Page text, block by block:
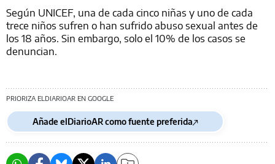
Según UNICEF, una de cada cinco niñas y uno de cada
trece niños sufren o han sufrido abuso sexual antes de
los 18 años. Sin embargo, solo el 10% de los casos se
denuncian.
PRIORIZA ELDIARIOAR EN GOOGLE
Añade elDiarioAR como fuente preferida